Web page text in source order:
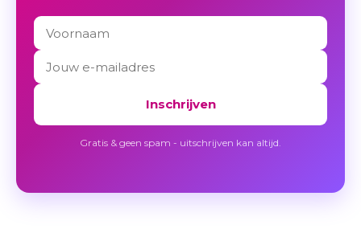
Inschrijven
Gratis & geen spam - uitschrijven kan altijd.